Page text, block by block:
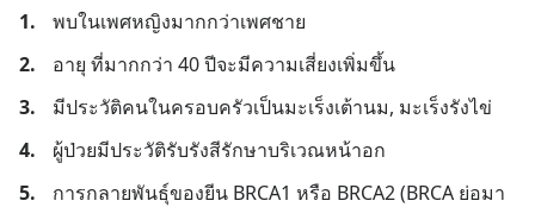
1.
พบในเพศหญิงมากกว่าเพศชาย
2.
อายุ ที่มากกว่า 40 ปีจะมีความเสี่ยงเพิ่มขึ้น
3.
มีประวัติคนในครอบครัวเป็นมะเร็งเต้านม, มะเร็งรังไข่
4.
ผู้ป่วยมีประวัติรับรังสีรักษาบริเวณหน้าอก
5.
การกลายพันธุ์ของยีน BRCA1 หรือ BRCA2 (BRCA ย่อมา